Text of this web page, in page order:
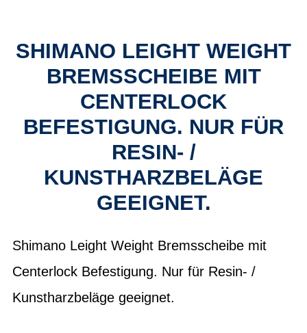
SHIMANO LEIGHT WEIGHT
BREMSSCHEIBE MIT
CENTERLOCK
BEFESTIGUNG. NUR FÜR
RESIN- /
KUNSTHARZBELÄGE
GEEIGNET.
Shimano Leight Weight Bremsscheibe mit
Centerlock Befestigung. Nur für Resin- /
Kunstharzbeläge geeignet.